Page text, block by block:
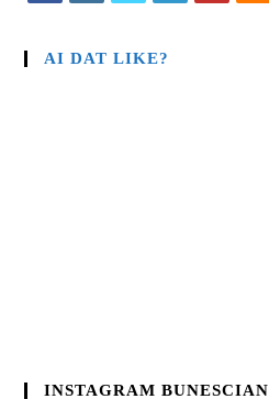
AI DAT LIKE?
INSTAGRAM BUNESCIAN